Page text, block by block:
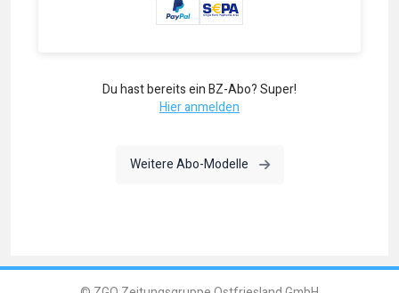
Du hast bereits ein BZ-Abo? Super!
Hier anmelden
Weitere Abo-Modelle